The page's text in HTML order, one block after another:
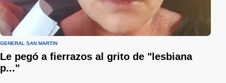
GENERAL SAN MARTÍN
Le pegó a fierrazos al grito de "lesbiana
p..."